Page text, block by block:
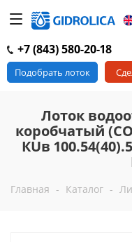
+7 (843) 580-20-18
Подобрать лоток
Лоток
коробчатый
КUв
Главная - Каталог -